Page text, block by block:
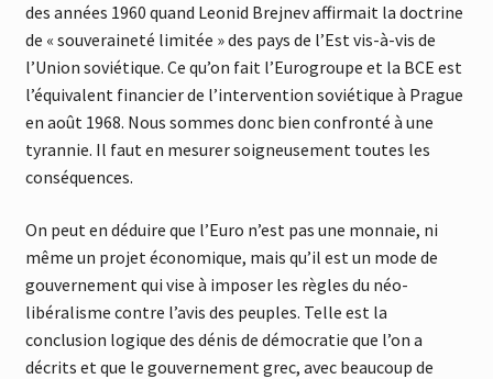
des années 1960 quand Leonid Brejnev affirmait la doctrine
de « souveraineté limitée » des pays de l’Est vis-à-vis de
l’Union soviétique. Ce qu’on fait l’Eurogroupe et la BCE est
l’équivalent financier de l’intervention soviétique à Prague
en août 1968. Nous sommes donc bien confronté à une
tyrannie. Il faut en mesurer soigneusement toutes les
conséquences.
On peut en déduire que l’Euro n’est pas une monnaie, ni
même un projet économique, mais qu’il est un mode de
gouvernement qui vise à imposer les règles du néo-
libéralisme contre l’avis des peuples. Telle est la
conclusion logique des dénis de démocratie que l’on a
décrits et que le gouvernement grec, avec beaucoup de